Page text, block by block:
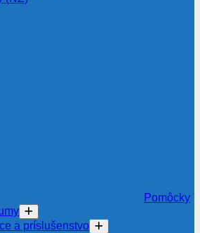
Pomôcky
a príslušenstvo